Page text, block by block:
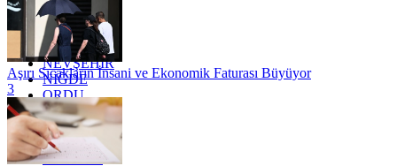
MERSİN
MUĞLA
MUŞ
NEVŞEHİR
NİĞDE
ORDU
OSMANİYE
RİZE
SAKARYA
SAMSUN
Aşırı Sıcakların İnsani ve Ekonomik Faturası Büyüyor
3